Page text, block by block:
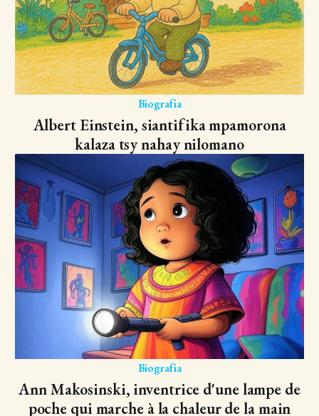
Biografia
Albert Einstein, siantifika mpamorona
kalaza tsy nahay nilomano
Biografia
Ann Makosinski, inventrice d'une lampe de
poche qui marche à la chaleur de la main